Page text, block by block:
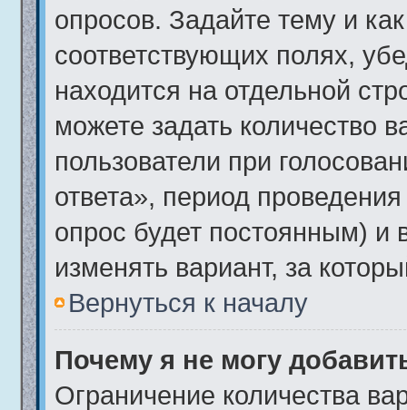
опросов. Задайте тему и
соответствующих полях,
находится на отдельной
можете задать количество
пользователи при
ответа», период
опрос будет постоянным) и
изменять вариант, за
Вернуться к началу
Почему я не могу
Ограничение количества